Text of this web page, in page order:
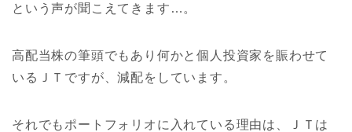
という声が聞こえてきます…。
高配当株の筆頭でもあり何かと個人投資家を賑わせて
いるＪＴですが、減配をしています。
それでもポートフォリオに入れている理由は、ＪＴは